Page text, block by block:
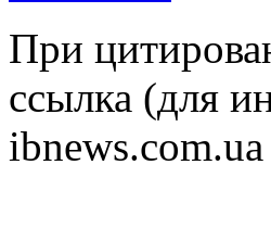
При
ссылка (для
ibnews.com.ua